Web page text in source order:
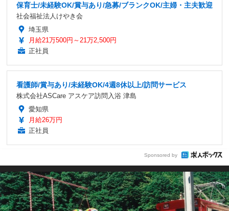
保育士/未経験OK/賞与あり/急募/ブランクOK/主婦・主夫歓迎
社会福祉法人けやき会
埼玉県
月給21万500円～21万2,500円
正社員
看護師/賞与あり/未経験OK/4週8休以上/訪問サービス
株式会社ASCare アスケア訪問入浴 津島
愛知県
月給26万円
正社員
Sponsored by